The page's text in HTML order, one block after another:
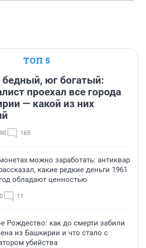
ТОП 5
бедный, юг богатый:
проехал все города
— какой из них
165
можно заработать: антиквар
какие редкие деньги 1961
обладают ценностью
11
Рождество: как до смерти забили
из Башкирии и что стало с
убийства